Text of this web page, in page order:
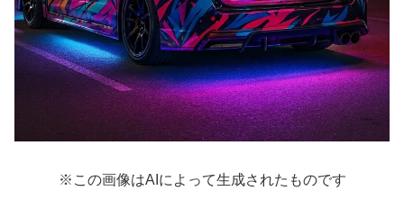
※この画像はAIによって生成されたものです